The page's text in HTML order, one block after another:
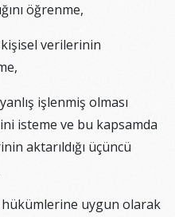
öğrenme,
kişisel verilerinin
işlenmiş olması
isteme ve bu kapsamda
aktarıldığı üçüncü
hükümlerine uygun olarak